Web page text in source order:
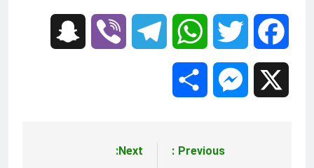
Facebook
Twitter
WhatsApp
Telegram
Viber
Messenger
Previous:
Next: